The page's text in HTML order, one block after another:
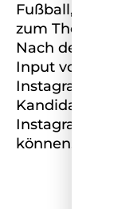
Fußball, den
zum Thema
Nach dem
Input von Tilda,
Instagram und
Kandidatinnen
Instagram zu
können.